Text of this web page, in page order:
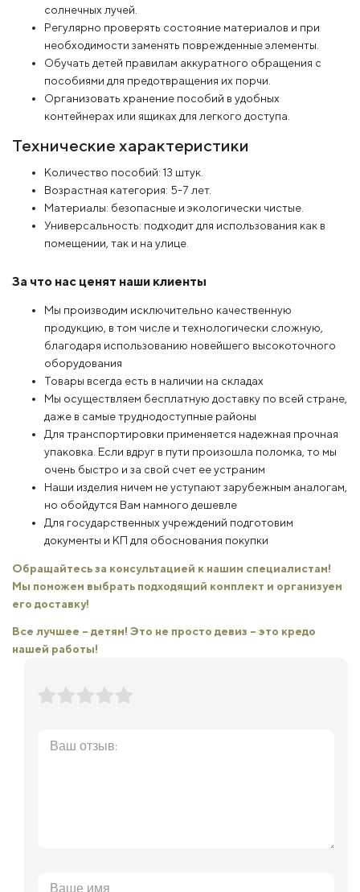
солнечных лучей.
Регулярно проверять состояние материалов и при
необходимости заменять поврежденные элементы.
Обучать детей правилам аккуратного обращения с
пособиями для предотвращения их порчи.
Организовать хранение пособий в удобных
контейнерах или ящиках для легкого доступа.
Технические характеристики
Количество пособий: 13 штук.
Возрастная категория: 5-7 лет.
Материалы: безопасные и экологически чистые.
Универсальность: подходит для использования как в
помещении, так и на улице.
За что нас ценят наши клиенты
Мы производим исключительно качественную
продукцию, в том числе и технологически сложную,
благодаря использованию новейшего высокоточного
оборудования
Товары всегда есть в наличии на складах
Мы осуществляем бесплатную доставку по всей стране,
даже в самые труднодоступные районы
Для транспортировки применяется надежная прочная
упаковка. Если вдруг в пути произошла поломка, то мы
очень быстро и за свой счет ее устраним
Наши изделия ничем не уступают зарубежным аналогам,
но обойдутся Вам намного дешевле
Для государственных учреждений подготовим
документы и КП для обоснования покупки
Обращайтесь за консультацией к нашим специалистам!
Мы поможем выбрать подходящий комплект и организуем
его доставку!
Все лучшее – детям! Это не просто девиз – это кредо
нашей работы!